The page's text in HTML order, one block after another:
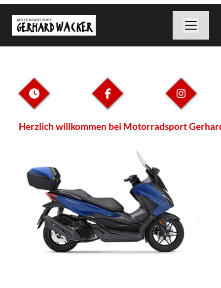
Herzlich willkommen bei Motorradsport Gerhard